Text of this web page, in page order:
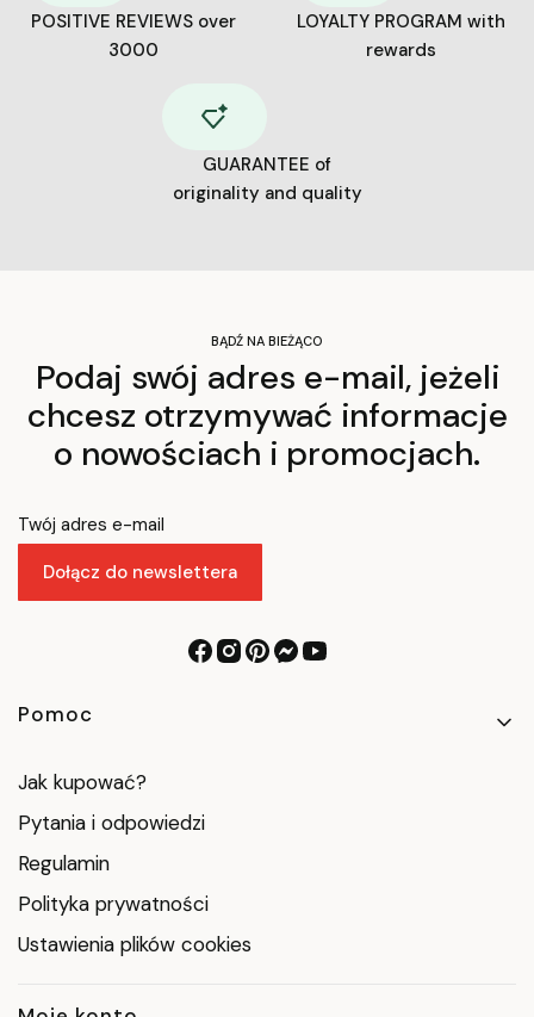
POSITIVE REVIEWS over
3000
LOYALTY PROGRAM with
rewards
GUARANTEE of
originality and quality
BĄDŹ NA BIEŻĄCO
Podaj swój adres e-mail, jeżeli
chcesz otrzymywać informacje
o nowościach i promocjach.
Twój adres e-mail
Dołącz do newslettera
Linki w stopce
Pomoc
Jak kupować?
Pytania i odpowiedzi
Regulamin
Polityka prywatności
Ustawienia plików cookies